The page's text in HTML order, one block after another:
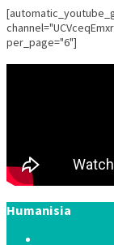
per_page="6"]
Humanisia